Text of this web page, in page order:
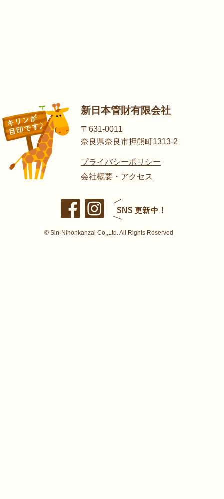
新日本管財有限会社
〒631-0011
奈良県奈良市押熊町1313-2
プライバシーポリシー
会社概要・アクセス
© Sin-Nihonkanzai Co.,Ltd. All Rights Reserved